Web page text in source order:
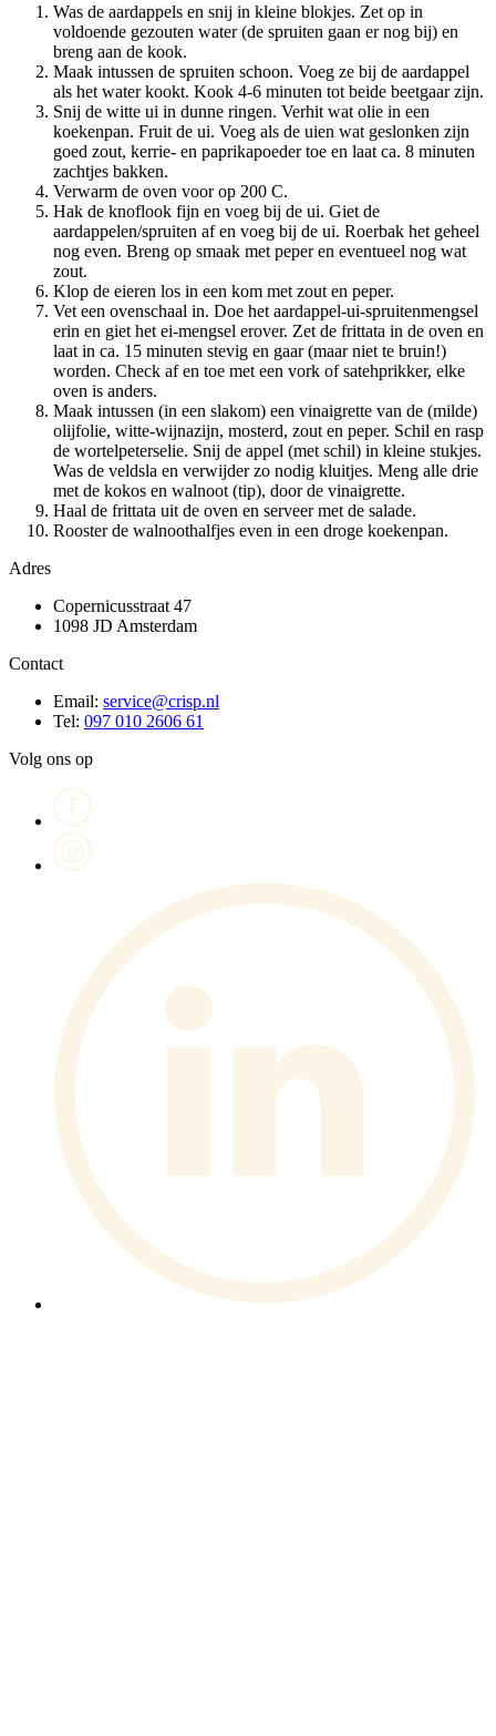
Was de aardappels en snij in kleine blokjes. Zet op in
voldoende gezouten water (de spruiten gaan er nog bij) en
breng aan de kook.
Maak intussen de spruiten schoon. Voeg ze bij de aardappel
als het water kookt. Kook 4-6 minuten tot beide beetgaar zijn.
Snij de witte ui in dunne ringen. Verhit wat olie in een
koekenpan. Fruit de ui. Voeg als de uien wat geslonken zijn
goed zout, kerrie- en paprikapoeder toe en laat ca. 8 minuten
zachtjes bakken.
Verwarm de oven voor op 200 C.
Hak de knoflook fijn en voeg bij de ui. Giet de
aardappelen/spruiten af en voeg bij de ui. Roerbak het geheel
nog even. Breng op smaak met peper en eventueel nog wat
zout.
Klop de eieren los in een kom met zout en peper.
Vet een ovenschaal in. Doe het aardappel-ui-spruitenmengsel
erin en giet het ei-mengsel erover. Zet de frittata in de oven en
laat in ca. 15 minuten stevig en gaar (maar niet te bruin!)
worden. Check af en toe met een vork of satehprikker, elke
oven is anders.
Maak intussen (in een slakom) een vinaigrette van de (milde)
olijfolie, witte-wijnazijn, mosterd, zout en peper. Schil en rasp
de wortelpeterselie. Snij de appel (met schil) in kleine stukjes.
Was de veldsla en verwijder zo nodig kluitjes. Meng alle drie
met de kokos en walnoot (tip), door de vinaigrette.
Haal de frittata uit de oven en serveer met de salade.
Rooster de walnoothalfjes even in een droge koekenpan.
Adres
Copernicusstraat 47
1098 JD Amsterdam
Contact
Email: service@crisp.nl
Tel: 097 010 2606 61
Volg ons op